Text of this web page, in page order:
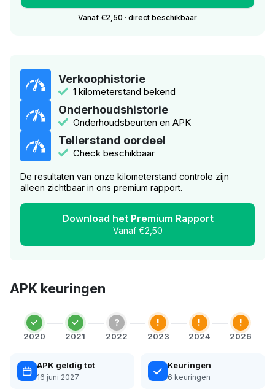
Vanaf €2,50 · direct beschikbaar
Verkoophistorie
1 kilometerstand bekend
Onderhoudshistorie
Onderhoudsbeurten en APK
Tellerstand oordeel
Check beschikbaar
De resultaten van onze kilometerstand controle zijn
alleen zichtbaar in ons premium rapport.
Download het Premium Rapport
Vanaf €2,50
APK keuringen
2020 2021
?
2022
!
2023
!
2024
!
2026
APK geldig tot
16 juni 2027
Keuringen
6 keuringen